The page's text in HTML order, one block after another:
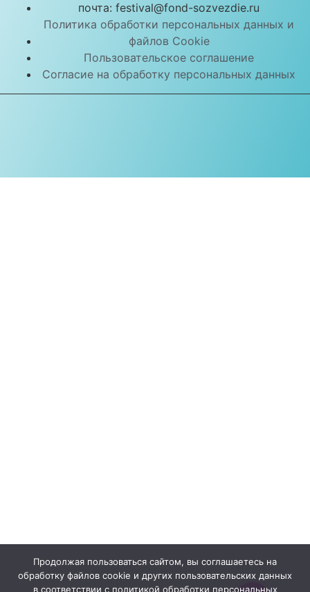
почта: festival@fond-sozvezdie.ru
Политика обработки персональных данных и
файлов Cookie
Пользовательское соглашение
Согласие на обработку персональных данных
Продолжая пользоваться сайтом, вы соглашаетесь на
обработку файлов cookie и других пользовательских данных
в соответствии с политикой обработки персональных